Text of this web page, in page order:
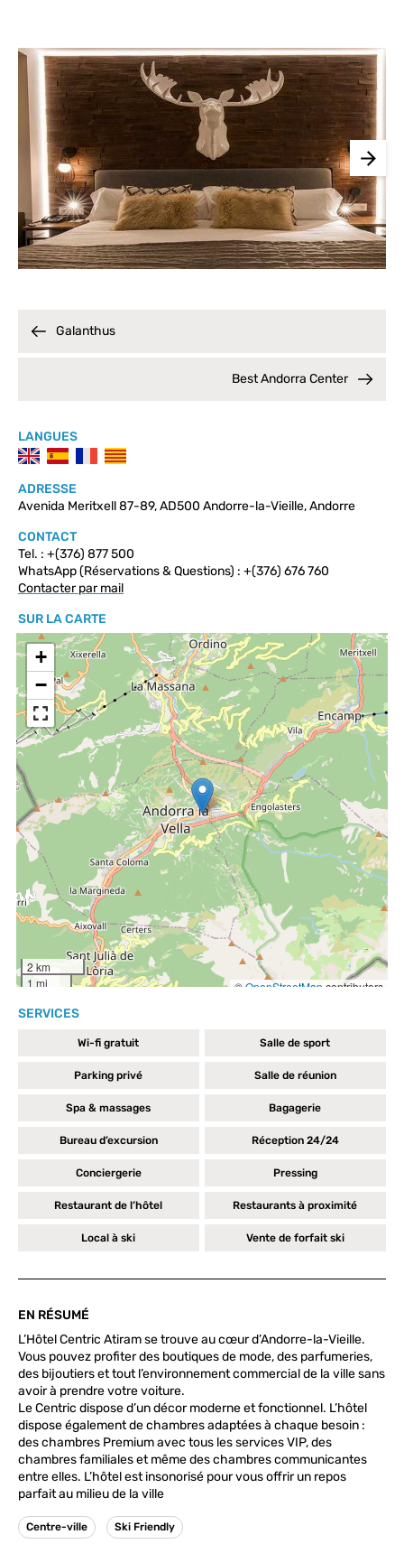
LANGUES
ADRESSE
Avenida Meritxell 87-89, AD500 Andorre-la-Vieille, Andorre
CONTACT
Tel. : +(376) 877 500
WhatsApp (Réservations & Questions) : +(376) 676 760
Contacter par mail
SUR LA CARTE
SERVICES
Wi-fi gratuit Salle de sport
Parking privé Salle de réunion
Spa & massages Bagagerie
Bureau d’excursion Réception 24/24
Conciergerie Pressing
Restaurant de l’hôtel Restaurants à proximité
Local à ski Vente de forfait ski
EN RÉSUMÉ
L’Hôtel Centric Atiram se trouve au cœur d’Andorre-la-Vieille.
Vous pouvez profiter des boutiques de mode, des parfumeries,
des bijoutiers et tout l’environnement commercial de la ville sans
avoir à prendre votre voiture.
Le Centric dispose d’un décor moderne et fonctionnel. L’hôtel
dispose également de chambres adaptées à chaque besoin :
des chambres Premium avec tous les services VIP, des
chambres familiales et même des chambres communicantes
entre elles. L’hôtel est insonorisé pour vous offrir un repos
parfait au milieu de la ville
Centre-ville Ski Friendly
Galanthus
Best Andorra Center